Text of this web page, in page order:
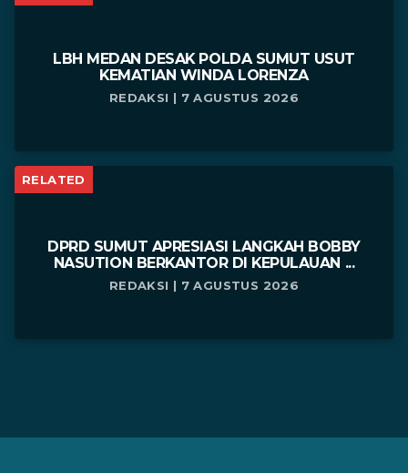
LBH MEDAN DESAK POLDA SUMUT USUT
KEMATIAN WINDA LORENZA
REDAKSI | 7 AGUSTUS 2026
RELATED
DPRD SUMUT APRESIASI LANGKAH BOBBY
NASUTION BERKANTOR DI KEPULAUAN ...
REDAKSI | 7 AGUSTUS 2026